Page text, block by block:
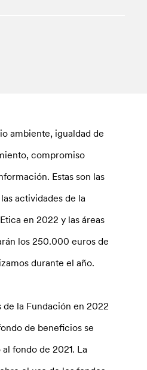
ambiente, igualdad de
compromiso
Estas son las
actividades de la
en 2022 y las áreas
los 250.000 euros de
durante el año.
de la Fundación en 2022
de beneficios se
fondo de 2021. La